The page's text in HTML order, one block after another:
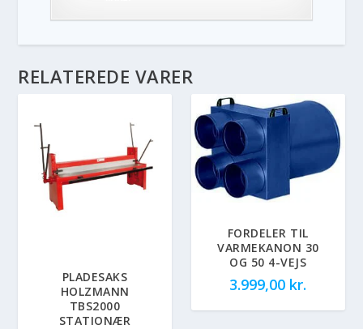
RELATEREDE VARER
PLADESAKS
HOLZMANN
TBS2000
STATIONÆR
FORDELER TIL
VARMEKANON 30
OG 50 4-VEJS
3.999,00 kr.